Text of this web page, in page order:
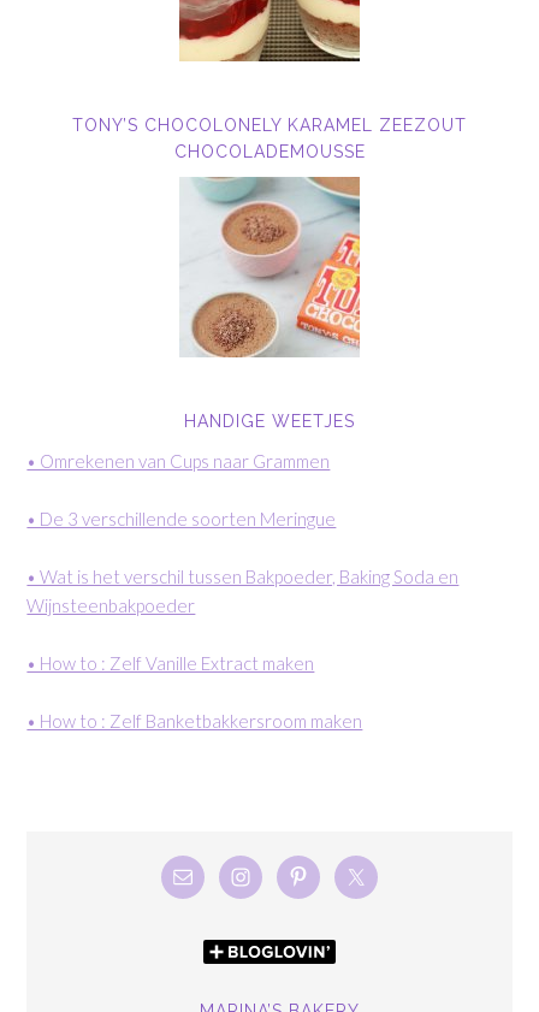
TONY’S CHOCOLONELY KARAMEL ZEEZOUT
CHOCOLADEMOUSSE
HANDIGE WEETJES
• Omrekenen van Cups naar Grammen
• De 3 verschillende soorten Meringue
• Wat is het verschil tussen Bakpoeder, Baking Soda en
Wijnsteenbakpoeder
• How to : Zelf Vanille Extract maken
• How to : Zelf Banketbakkersroom maken